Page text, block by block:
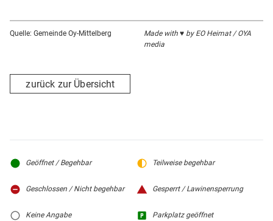
Quelle: Gemeinde Oy-Mittelberg
Made with ♥ by EO Heimat / OYA
media
zurück zur Übersicht
Geöffnet / Begehbar Teilweise begehbar
Geschlossen / Nicht begehbar Gesperrt / Lawinensperrung
Keine Angabe Parkplatz geöffnet